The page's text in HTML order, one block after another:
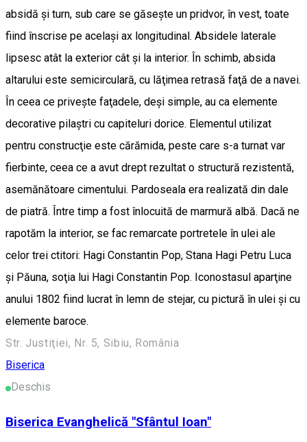
absidă şi turn, sub care se găseşte un pridvor, în vest, toate
fiind înscrise pe acelaşi ax longitudinal. Absidele laterale
lipsesc atât la exterior cât şi la interior. În schimb, absida
altarului este semicirculară, cu lăţimea retrasă faţă de a navei.
În ceea ce priveşte faţadele, deşi simple, au ca elemente
decorative pilaştri cu capiteluri dorice. Elementul utilizat
pentru construcţie este cărămida, peste care s-a turnat var
fierbinte, ceea ce a avut drept rezultat o structură rezistentă,
asemănătoare cimentului. Pardoseala era realizată din dale
de piatră. Între timp a fost înlocuită de marmură albă. Dacă ne
rapotăm la interior, se fac remarcate portretele în ulei ale
celor trei ctitori: Hagi Constantin Pop, Stana Hagi Petru Luca
şi Păuna, soţia lui Hagi Constantin Pop. Iconostasul aparţine
anului 1802 fiind lucrat în lemn de stejar, cu pictură în ulei şi cu
elemente baroce.
Str. Justiţiei, Nr. 5, Sibiu, România
Biserica
Deschis
Biserica Evanghelică "Sfântul Ioan"